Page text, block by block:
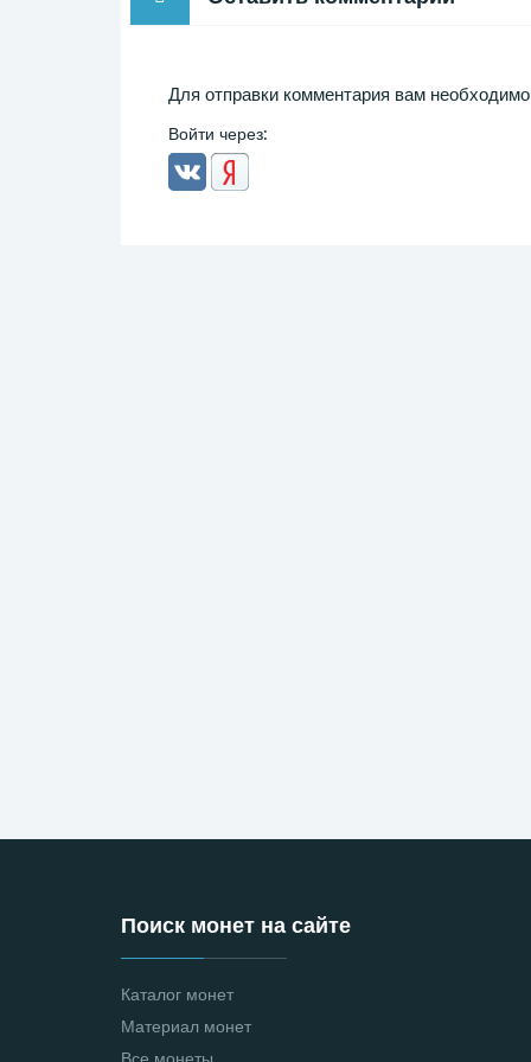
Для отправки комментария вам необходимо
Войти через:
Поиск монет на сайте
Каталог монет
Материал монет